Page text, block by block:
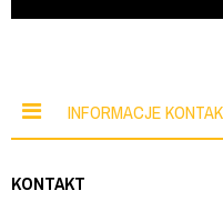
INFORMACJE
KONTAKT